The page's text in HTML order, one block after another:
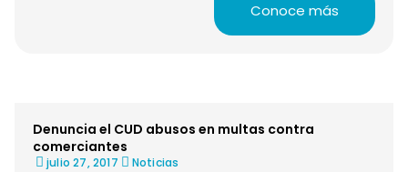
Conoce más
Denuncia el CUD abusos en multas contra
comerciantes
julio 27, 2017 Noticias